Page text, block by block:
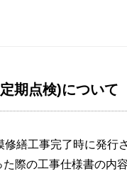
期点検)について
修繕工事完了時に発行
際の工事仕様書の内